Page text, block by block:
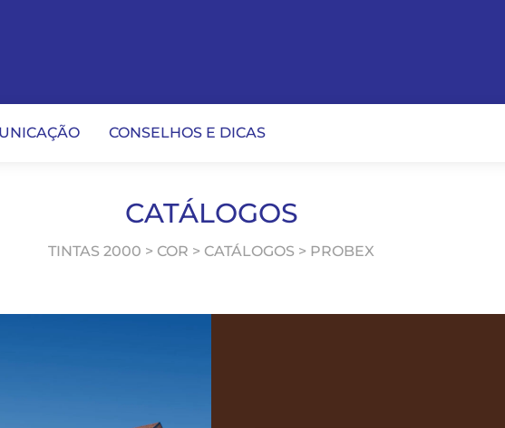
CONSELHOS E DICAS
CATÁLOGOS
TINTAS 2000 > COR > CATÁLOGOS > PROBEX